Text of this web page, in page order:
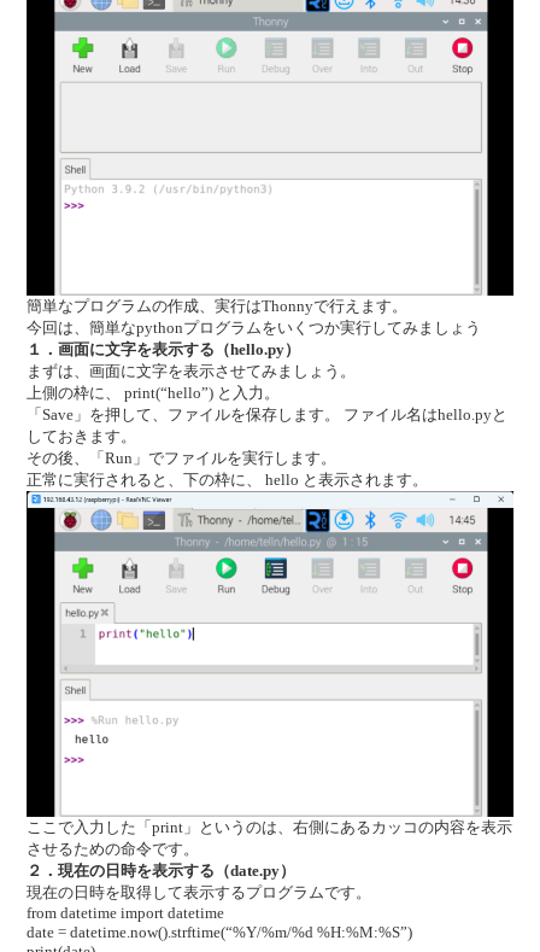
簡単なプログラムの作成、実行はThonnyで行えます。
今回は、簡単なpythonプログラムをいくつか実行してみましょう
１．画面に文字を表示する（hello.py）
まずは、画面に文字を表示させてみましょう。
上側の枠に、 print(“hello”) と入力。
「Save」を押して、ファイルを保存します。 ファイル名はhello.pyと
しておきます。
その後、「Run」でファイルを実行します。
正常に実行されると、下の枠に、 hello と表示されます。
ここで入力した「print」というのは、右側にあるカッコの内容を表示
させるための命令です。
２．現在の日時を表示する（date.py）
現在の日時を取得して表示するプログラムです。
from datetime import datetime
date = datetime.now().strftime(“%Y/%m/%d %H:%M:%S”)